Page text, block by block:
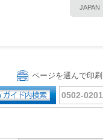
JAPAN
ページを選んで印刷
0502-0201